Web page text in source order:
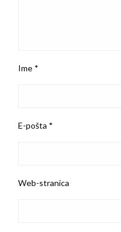
Ime *
E-pošta *
Web-stranica